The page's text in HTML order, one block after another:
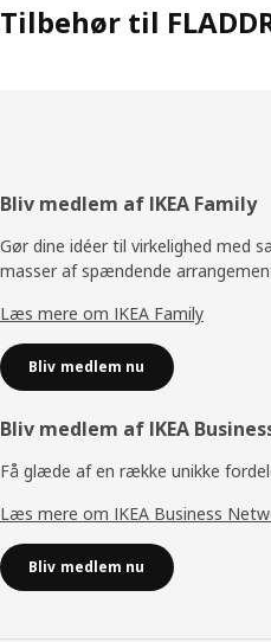
Tilbehør til
Footer
Bliv medlem af IKEA Family
Gør dine idéer til virkelighed med
masser af spændende
Læs mere om IKEA Family
Bliv medlem nu
Bliv medlem af IKEA
Få glæde af en række unikke
Læs mere om IKEA Business
Bliv medlem nu